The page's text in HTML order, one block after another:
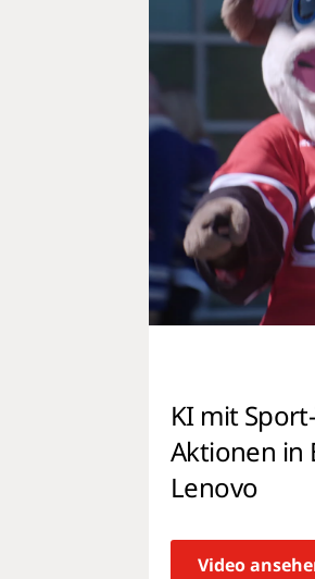
KI mit
Aktionen in
Lenovo
Video